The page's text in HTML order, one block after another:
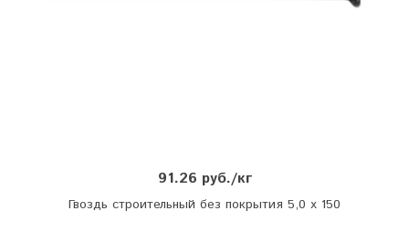
91.26 руб./кг
Гвоздь строительный без покрытия 5,0 х 150